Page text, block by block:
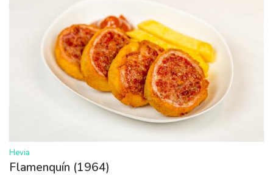
>
Hevia
Flamenquín (1964)